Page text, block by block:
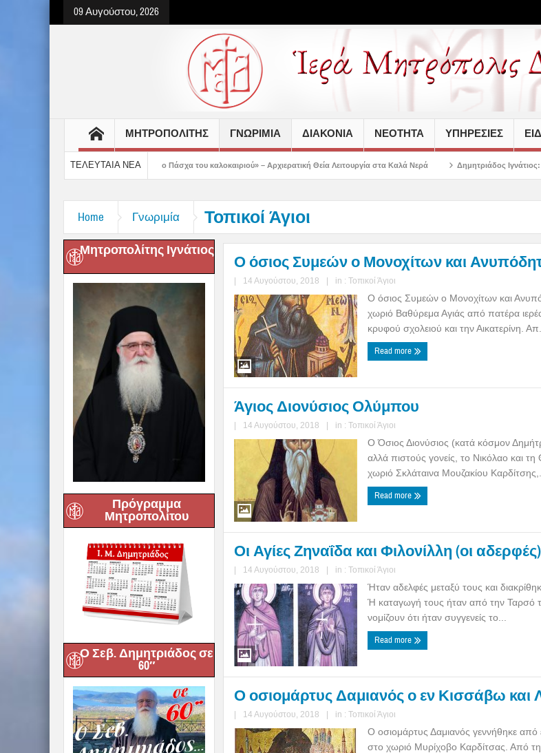
09 Αυγούστου, 2026
ΜΗΤΡΟΠΟΛΙΤΗΣ ΓΝΩΡΙΜΙΑ ΔΙΑΚΟΝΙΑ ΝΕΟΤΗΤΑ ΥΠΗΡΕΣΙΕΣ
ΤΕΛΕΥΤΑΙΑ ΝΕΑ
προετοιμασμένοι στο Πάσχα του καλοκαιριού» – Αρχιερατική Θεία Λειτουργία στα Καλά Νερά Δημητριάδος Ιγνάτιος: «Ο Ναός είναι ο
Home Γνωριμία Τοπικοί Άγιοι
Μητροπολίτης Ιγνάτιος
Πρόγραμμα
Μητροπολίτου
Ο Σεβ. Δημητριάδος σε
60″
Ο όσιος Συμεών ο Μονοχίτων και
14 Αυγούστου, 2018 in : Τοπικοί Άγιοι
Ο όσιος Συμεών ο Μονοχίτων και
χωριό Βαθύρεμα Αγιάς από πατέρα
κρυφού σχολειού και την Αικατερίνη. Απ...
Read more
Άγιος Διονύσιος Ολύμπου
14 Αυγούστου, 2018 in : Τοπικοί Άγιοι
Ο Όσιος Διονύσιος (κατά κόσμον
αλλά πιστούς γονείς, το Νικόλαο και
χωριό Σκλάταινα Μουζακίου Καρδίτσης,...
Read more
Οι Αγίες Ζηναΐδα και Φιλονίλλη (οι αδερφές)
14 Αυγούστου, 2018 in : Τοπικοί Άγιοι
Ήταν αδελφές μεταξύ τους και
Ή καταγωγή τους ήταν από την Ταρσό
νομίζουν ότι ήταν συγγενείς το...
Read more
Ο οσιομάρτυς Δαμιανός ο εν Κισσάβω και
14 Αυγούστου, 2018 in : Τοπικοί Άγιοι
Ο οσιομάρτυς Δαμιανός γεννήθηκε από
στο χωριό Μυρίχοβο Καρδίτσας. Από